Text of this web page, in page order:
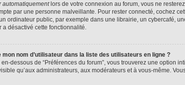
automatiquementlors de votre connexion au forum, vous ne
par une personne malveillante. Pour rester connecté, cochez
ordinateur public, par exemple dans une librairie, un cybercafé,
a désactivé cette fonctionnalité.
nom d’utilisateur dans la liste des utilisateurs en ligne ?
dessous de “Préférences du forum”, vous trouverez une option
qu’aux administrateurs, aux modérateurs et à vous-même.